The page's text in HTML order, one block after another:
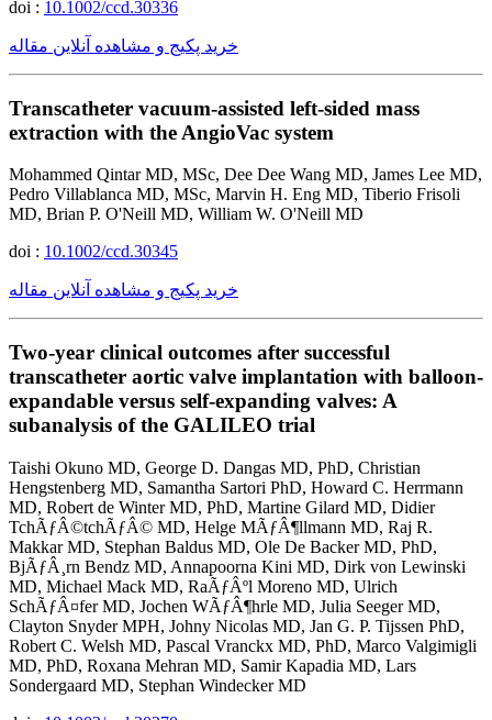
doi : 10.1002/ccd.30336
خرید پکیج و مشاهده آنلاین مقاله
Transcatheter vacuum-assisted left-sided mass
extraction with the AngioVac system
Mohammed Qintar MD, MSc, Dee Dee Wang MD, James Lee MD,
Pedro Villablanca MD, MSc, Marvin H. Eng MD, Tiberio Frisoli
MD, Brian P. O'Neill MD, William W. O'Neill MD
doi : 10.1002/ccd.30345
خرید پکیج و مشاهده آنلاین مقاله
Two-year clinical outcomes after successful
transcatheter aortic valve implantation with balloon-
expandable versus self-expanding valves: A
subanalysis of the GALILEO trial
Taishi Okuno MD, George D. Dangas MD, PhD, Christian
Hengstenberg MD, Samantha Sartori PhD, Howard C. Herrmann
MD, Robert de Winter MD, PhD, Martine Gilard MD, Didier
TchÃƒÂ©tchÃƒÂ© MD, Helge MÃƒÂ¶llmann MD, Raj R.
Makkar MD, Stephan Baldus MD, Ole De Backer MD, PhD,
BjÃƒÂ¸rn Bendz MD, Annapoorna Kini MD, Dirk von Lewinski
MD, Michael Mack MD, RaÃƒÂºl Moreno MD, Ulrich
SchÃƒÂ¤fer MD, Jochen WÃƒÂ¶hrle MD, Julia Seeger MD,
Clayton Snyder MPH, Johny Nicolas MD, Jan G. P. Tijssen PhD,
Robert C. Welsh MD, Pascal Vranckx MD, PhD, Marco Valgimigli
MD, PhD, Roxana Mehran MD, Samir Kapadia MD, Lars
Sondergaard MD, Stephan Windecker MD